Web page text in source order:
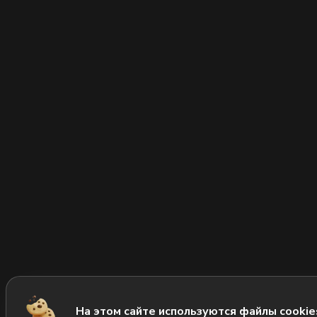
На этом сайте используются файлы